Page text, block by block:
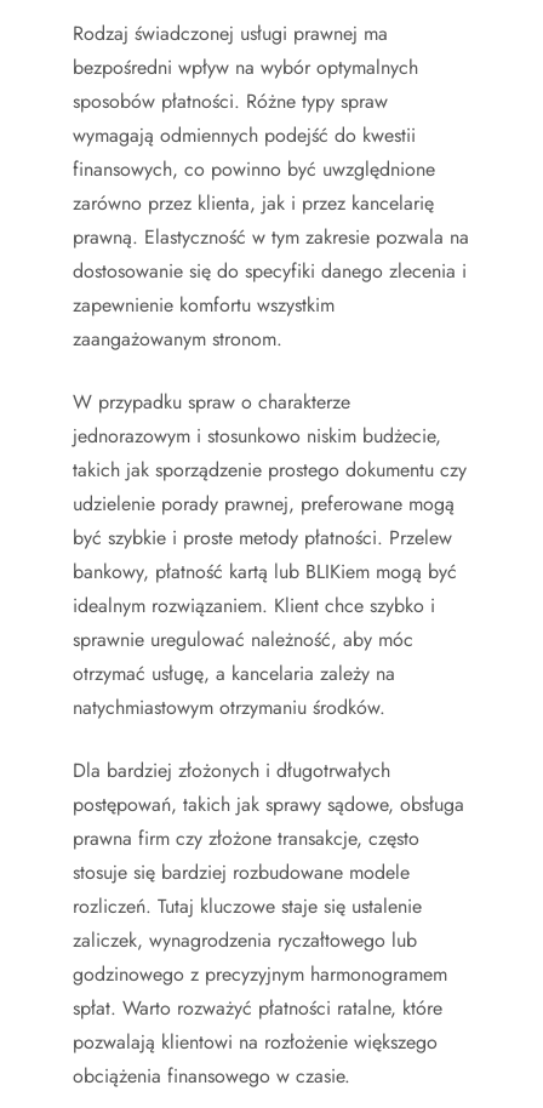
Rodzaj świadczonej usługi prawnej ma
bezpośredni wpływ na wybór optymalnych
sposobów płatności. Różne typy spraw
wymagają odmiennych podejść do kwestii
finansowych, co powinno być uwzględnione
zarówno przez klienta, jak i przez kancelarię
prawną. Elastyczność w tym zakresie pozwala na
dostosowanie się do specyfiki danego zlecenia i
zapewnienie komfortu wszystkim
zaangażowanym stronom.
W przypadku spraw o charakterze
jednorazowym i stosunkowo niskim budżecie,
takich jak sporządzenie prostego dokumentu czy
udzielenie porady prawnej, preferowane mogą
być szybkie i proste metody płatności. Przelew
bankowy, płatność kartą lub BLIKiem mogą być
idealnym rozwiązaniem. Klient chce szybko i
sprawnie uregulować należność, aby móc
otrzymać usługę, a kancelaria zależy na
natychmiastowym otrzymaniu środków.
Dla bardziej złożonych i długotrwałych
postępowań, takich jak sprawy sądowe, obsługa
prawna firm czy złożone transakcje, często
stosuje się bardziej rozbudowane modele
rozliczeń. Tutaj kluczowe staje się ustalenie
zaliczek, wynagrodzenia ryczałtowego lub
godzinowego z precyzyjnym harmonogramem
spłat. Warto rozważyć płatności ratalne, które
pozwalają klientowi na rozłożenie większego
obciążenia finansowego w czasie.